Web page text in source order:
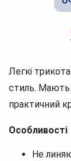
Легкі
стиль. Мають
практичний
Особливості
Не